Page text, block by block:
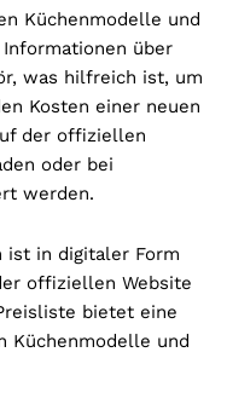
Küchenmodelle und
über
was hilfreich ist, um
Kosten einer neuen
der offiziellen
oder bei
werden.
ist in digitaler Form
offiziellen Website
bietet eine
Küchenmodelle und